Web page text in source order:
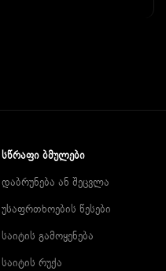
ᲡᲬᲠᲐᲤᲘ ᲑᲛᲣᲚᲔᲑᲘ
დაბრუნება ან შეცვლა
უსაფრთხოების წესები
საიტის გამოყენება
საიტის რუქა